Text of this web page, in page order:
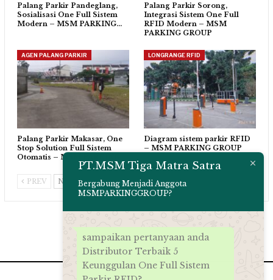
Palang Parkir Pandeglang,
Sosialisasi One Full Sistem
Modern – MSM PARKING…
Palang Parkir Sorong,
Integrasi Sistem One Full
RFID Modern – MSM
PARKING GROUP
AGEN PALANG PARKIR
Palang Parkir Makasar, One
Stop Solution Full Sistem
Otomatis – MSM PARKING…
LONGRANGE RFID
Diagram sistem parkir RFID
– MSM PARKING GROUP
PREV NEXT
PT.MSM Tiga Matra Satra
Bergabung Menjadi Anggota
MSMPARKINGGROUP?
sampaikan pertanyaan anda
Distributor Terbaik 5
Keunggulan One Full Sistem